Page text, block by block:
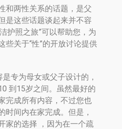
和两性关系的话题，是父
是这些话题谈起来并不容
护照之旅”可以帮助您，为
些关于“性”的开放讨论提供
是专为母女或父子设计的，
到15岁之间。虽然最好的
完成所有内容，不过您也
时间内在家完成。但是，
家的选择 ，因为在一个疏